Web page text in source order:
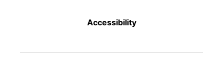
Accessibility